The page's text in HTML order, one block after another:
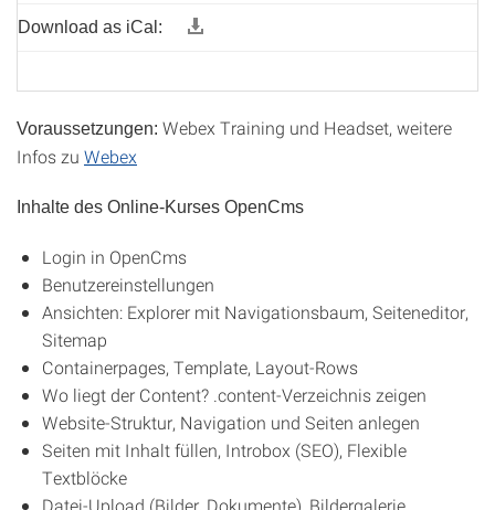
Download as iCal:
Voraussetzungen: Webex Training und Headset, weitere
Infos zu Webex
Inhalte des Online-Kurses OpenCms
Login in OpenCms
Benutzereinstellungen
Ansichten: Explorer mit Navigationsbaum, Seiteneditor,
Sitemap
Containerpages, Template, Layout-Rows
Wo liegt der Content? .content-Verzeichnis zeigen
Website-Struktur, Navigation und Seiten anlegen
Seiten mit Inhalt füllen, Introbox (SEO), Flexible
Textblöcke
Datei-Upload (Bilder, Dokumente), Bildergalerie